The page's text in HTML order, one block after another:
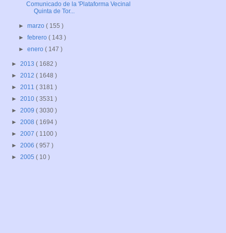
Comunicado de la 'Plataforma Vecinal
Quinta de Tor...
►marzo( 155 )
►febrero( 143 )
►enero( 147 )
► 2013 ( 1682 )
► 2012 ( 1648 )
► 2011 ( 3181 )
► 2010 ( 3531 )
► 2009 ( 3030 )
► 2008 ( 1694 )
► 2007 ( 1100 )
► 2006 ( 957 )
► 2005 ( 10 )